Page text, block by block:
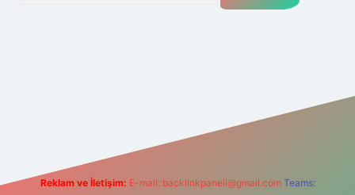
Reklam ve İletişim: E-mail: backlinkpaneli@gmail.com Teams: